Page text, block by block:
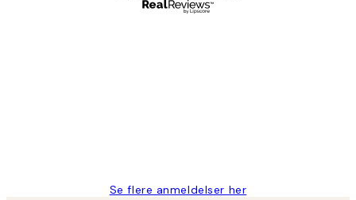
Se flere anmeldelser her